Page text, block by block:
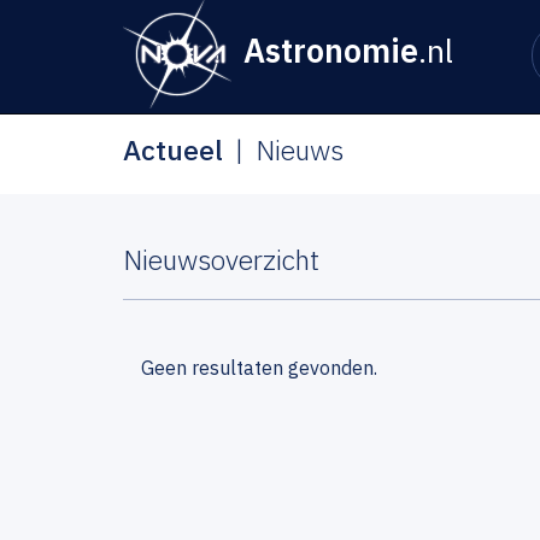
Astronomie.nl
Actueel Nieuws
Nieuwsoverzicht
Geen resultaten gevonden.